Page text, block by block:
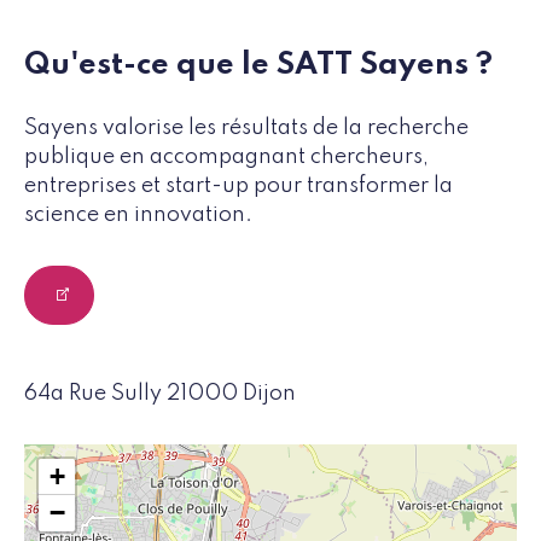
Qu'est-ce que le SATT Sayens ?
Sayens valorise les résultats de la recherche
publique en accompagnant chercheurs,
entreprises et start-up pour transformer la
science en innovation.
64a Rue Sully 21000 Dijon
+
−